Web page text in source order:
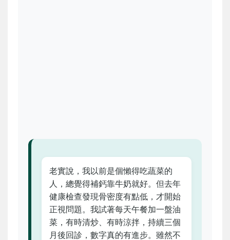
老實說，我以前是個懶得吃蔬菜的
人，總覺得補鈣靠牛奶就好。但去年
健康檢查發現骨密度有點低，才開始
正視問題。我試著每天午餐加一盤油
菜，有時清炒、有時涼拌，持續三個
月後回診，數字真的有進步。雖然不